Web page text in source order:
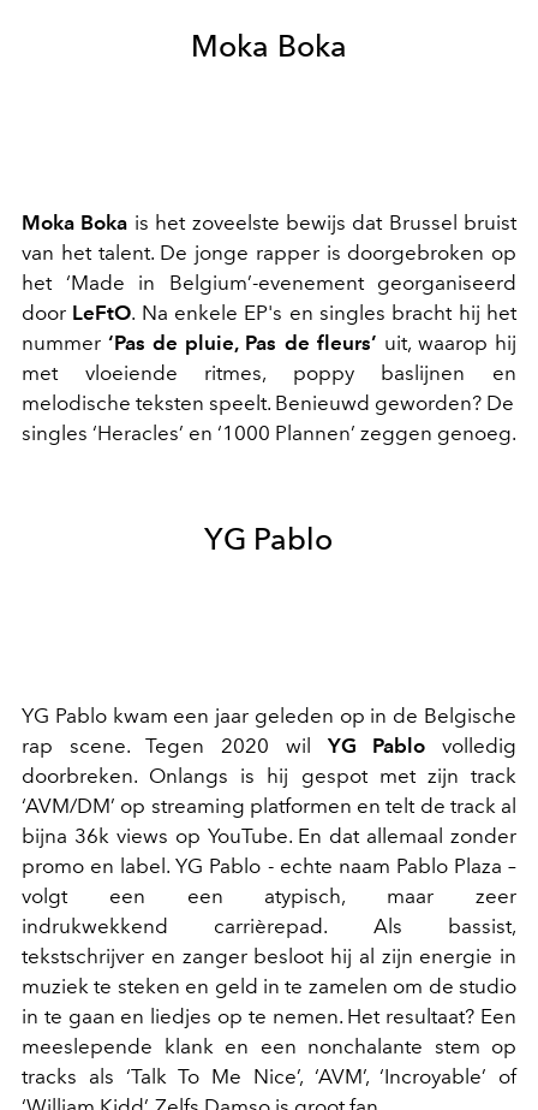
Moka Boka
Moka Boka is het zoveelste bewijs dat Brussel bruist
van het talent. De jonge rapper is doorgebroken op
het ‘Made in Belgium’-evenement georganiseerd
door LeFtO. Na enkele EP's en singles bracht hij het
nummer‘Pas de pluie, Pas de fleurs’ uit, waarop hij
met vloeiende ritmes, poppy baslijnen en
melodische teksten speelt. Benieuwd geworden? De
singles ‘Heracles’ en ‘1000 Plannen’ zeggen genoeg.
YG Pablo
YG Pablo kwam een jaar geleden op in de Belgische
rap scene. Tegen 2020 wil YG Pablo volledig
doorbreken. Onlangs is hij gespot met zijn track
‘AVM/DM’ op streaming platformen en telt de track al
bijna 36k views op YouTube. En dat allemaal zonder
promo en label. YG Pablo - echte naam Pablo Plaza –
volgt een een atypisch, maar zeer
indrukwekkend carrièrepad. Als bassist,
tekstschrijver en zanger besloot hij al zijn energie in
muziek te steken en geld in te zamelen om de studio
in te gaan en liedjes op te nemen. Het resultaat? Een
meeslepende klank en een nonchalante stem op
tracks als ‘Talk To Me Nice’, ‘AVM’, ‘Incroyable’ of